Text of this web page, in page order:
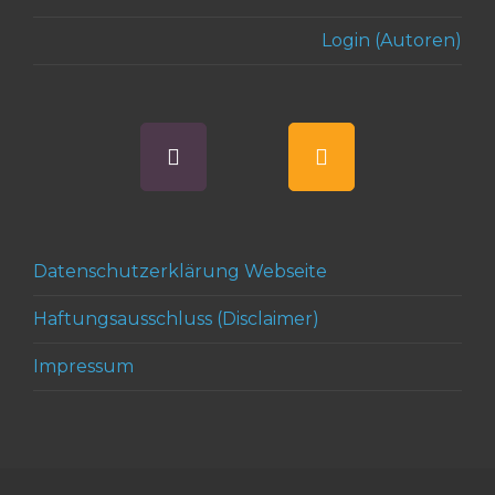
Login (Autoren)
Datenschutzerklärung Webseite
Haftungsausschluss (Disclaimer)
Impressum